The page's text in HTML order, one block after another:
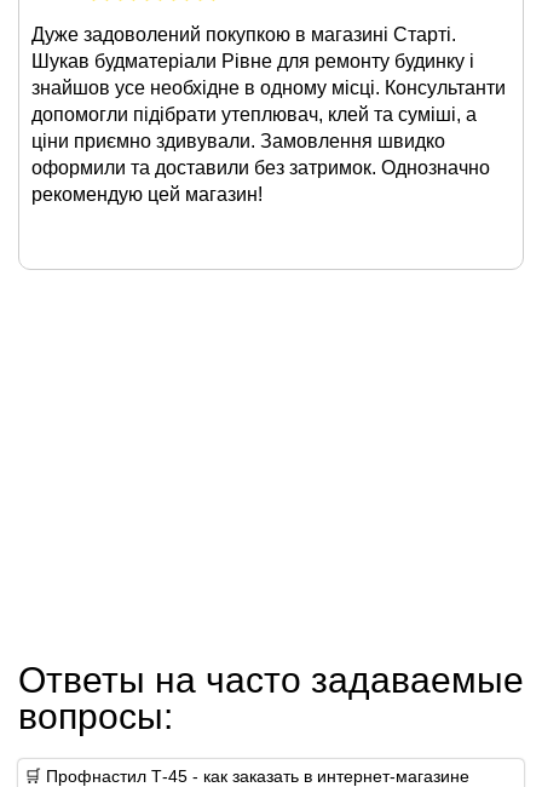
Дуже задоволений покупкою в магазині Старті.
Шукав будматеріали Рівне для ремонту будинку і
знайшов усе необхідне в одному місці. Консультанти
допомогли підібрати утеплювач, клей та суміші, а
ціни приємно здивували. Замовлення швидко
оформили та доставили без затримок. Однозначно
рекомендую цей магазин!
Ответы на часто задаваемые
вопросы:
🛒 Профнастил Т-45 - как заказать в интернет-магазине